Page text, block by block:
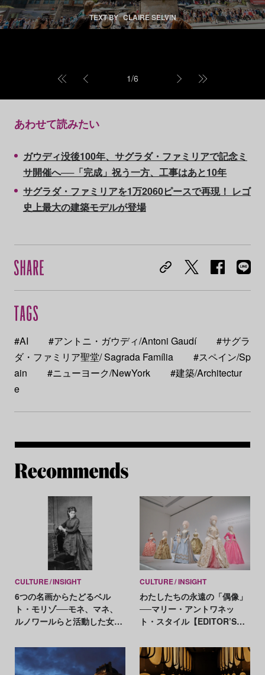
TEXT BY CLAIRE SELVIN
1/6
あわせて読みたい
ガウディ没後100年、サグラダ・ファミリアで記念ミ
サ開催へ──「完成」祝う一方、工事はあと10年
サグラダ・ファミリアを1万2060ピースで再現！ レゴ
史上最大の建築モデルが登場
#AI #アントニ・ガウディ/Antoni Gaudí
#サグラ
ダ・ファミリア聖堂/ Sagrada Família
#スペイン/Sp
ain
#ニューヨーク/NewYork
#建築/Architectur
e
CULTURE INSIGHT
6つの名画からたどるベル
ト・モリゾ──モネ、マネ、
ルノワールらと活動した女性
CULTURE INSIGHT
わたしたちの永遠の「偶像」
──マリー・アントワネッ
ト・スタイル【EDITOR’S